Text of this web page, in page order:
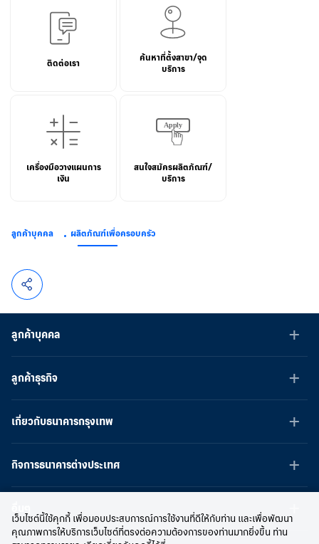
ติดต่อเรา
ค้นหาที่ตั้งสาขา/จุด
บริการ
เครื่องมือวางแผนการ
เงิน
สนใจสมัครผลิตภัณฑ์/
บริการ
ลูกค้าบุคคล ผลิตภัณฑ์เพื่อครอบครัว
ลูกค้าบุคคล
ลูกค้าธุรกิจ
เกี่ยวกับธนาคารกรุงเทพ
กิจการธนาคารต่างประเทศ
เว็บไซต์นี้ใช้คุกกี้ เพื่อมอบประสบการณ์การใช้งานที่ดีให้กับท่าน และเพื่อพัฒนา
คุณภาพการให้บริการเว็บไซต์ที่ตรงต่อความต้องการของท่านมากยิ่งขึ้น ท่าน